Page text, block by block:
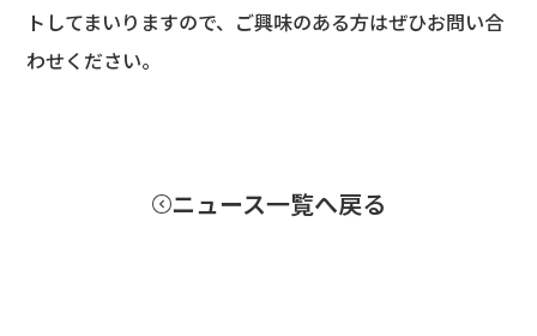
トしてまいりますので、ご興味のある方はぜひお問い合
わせください。
ニュース一覧へ戻る